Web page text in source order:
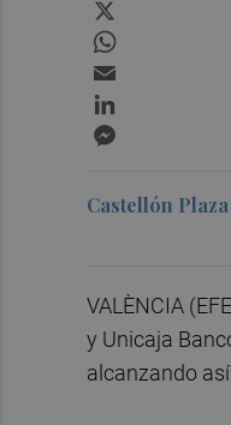
Castellón Plaza
VALÈNCIA
y Unicaja
alcanzando